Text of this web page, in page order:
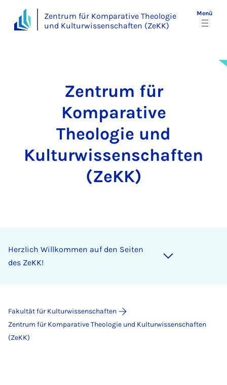
Zentrum für Komparative Theologie
und Kulturwissenschaften (ZeKK)
Menü
Zentrum für
Komparative
Theologie und
Kulturwissenschaften
(ZeKK)
Herzlich Willkommen auf den Seiten
des ZeKK!
Fakultät für Kulturwissenschaften
Zentrum für Komparative Theologie und Kulturwissenschaften
(ZeKK)